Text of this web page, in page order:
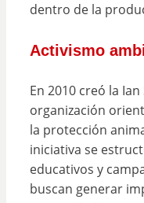
dentro de la
Activismo
En 2010 creó la
organización
la protección
iniciativa se
educativos y
buscan generar